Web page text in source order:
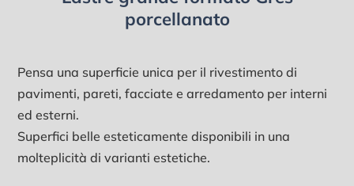
porcellanato
Pensa una superficie unica per il rivestimento di
pavimenti, pareti, facciate e arredamento per interni
ed esterni.
Superfici belle esteticamente disponibili in una
molteplicità di varianti estetiche.